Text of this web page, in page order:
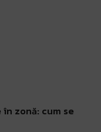
zonă: cum se